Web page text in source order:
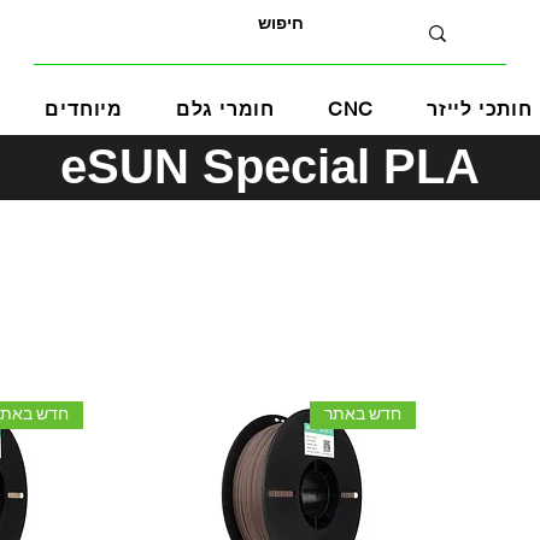
מיוחדים חומרי גלם CNC חותכי לייזר
eSUN Special PLA
חדש באתר חדש